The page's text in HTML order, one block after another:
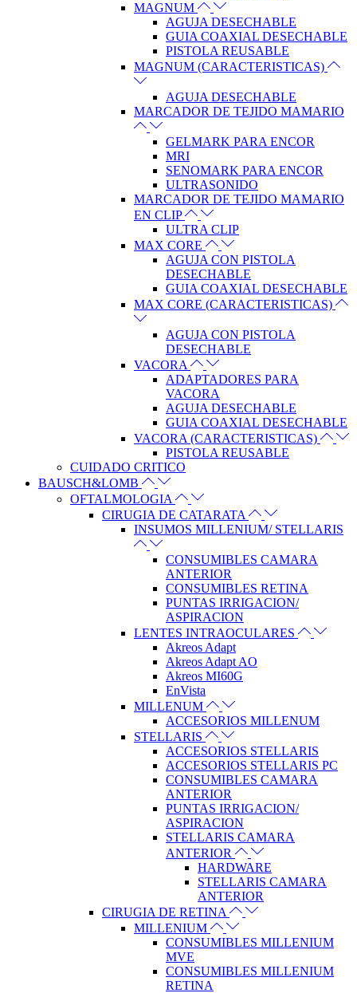
MAGNUM
AGUJA DESECHABLE
GUIA COAXIAL DESECHABLE
PISTOLA REUSABLE
MAGNUM (CARACTERISTICAS)
AGUJA DESECHABLE
MARCADOR DE TEJIDO MAMARIO
GELMARK PARA ENCOR
MRI
SENOMARK PARA ENCOR
ULTRASONIDO
MARCADOR DE TEJIDO MAMARIO
EN CLIP
ULTRA CLIP
MAX CORE
AGUJA CON PISTOLA
DESECHABLE
GUIA COAXIAL DESECHABLE
MAX CORE (CARACTERISTICAS)
AGUJA CON PISTOLA
DESECHABLE
VACORA
ADAPTADORES PARA
VACORA
AGUJA DESECHABLE
GUIA COAXIAL DESECHABLE
VACORA (CARACTERISTICAS)
PISTOLA REUSABLE
CUIDADO CRITICO
BAUSCH&LOMB
OFTALMOLOGIA
CIRUGIA DE CATARATA
INSUMOS MILLENIUM/ STELLARIS
CONSUMIBLES CAMARA
ANTERIOR
CONSUMIBLES RETINA
PUNTAS IRRIGACION/
ASPIRACION
LENTES INTRAOCULARES
Akreos Adapt
Akreos Adapt AO
Akreos MI60G
EnVista
MILLENUM
ACCESORIOS MILLENUM
STELLARIS
ACCESORIOS STELLARIS
ACCESORIOS STELLARIS PC
CONSUMIBLES CAMARA
ANTERIOR
PUNTAS IRRIGACION/
ASPIRACION
STELLARIS CAMARA
ANTERIOR
HARDWARE
STELLARIS CAMARA
ANTERIOR
CIRUGIA DE RETINA
MILLENIUM
CONSUMIBLES MILLENIUM
MVE
CONSUMIBLES MILLENIUM
RETINA